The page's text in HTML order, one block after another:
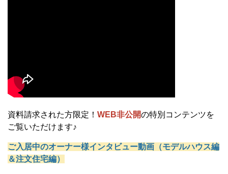
資料請求された方限定！ WEB非公開の特別コンテンツを
ご覧いただけます♪
ご入居中のオーナー様インタビュー動画（モデルハウス編
＆注文住宅編）